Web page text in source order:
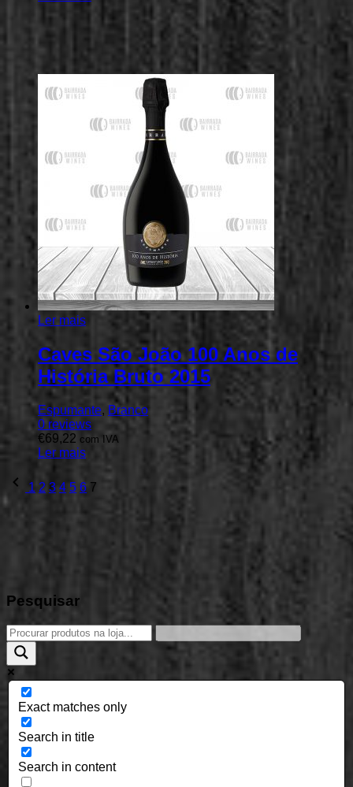
Ler mais
Caves São João 100 Anos de
História Bruto 2015
Espumante, Branco
0 reviews
€69,22 com IVA
Ler mais
Previous
page
1 2 3 4 5 6 7
Pesquisar
Exact matches only
Search in title
Search in content